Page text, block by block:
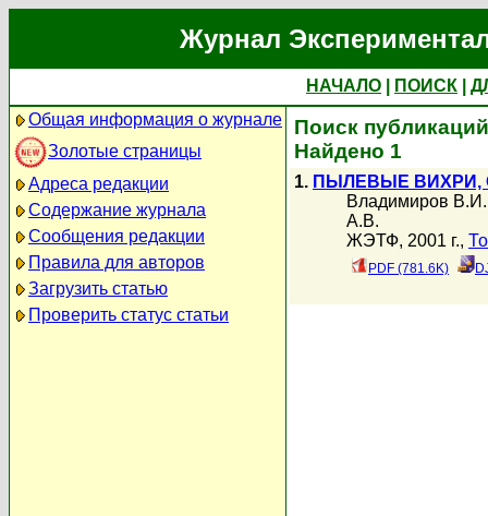
Журнал
НАЧАЛО ПОИСК
Общая информация о журнале
Золотые страницы
Адреса редакции
Содержание журнала
Сообщения редакции
Правила для авторов
Загрузить статью
Проверить статус статьи
Поиск
Найдено 1
1. ПЫЛЕВЫЕ ВИХРИ,
Владимиров В.И.
А.В.
ЖЭТФ, 2001 г.,
PDF (781.6K)